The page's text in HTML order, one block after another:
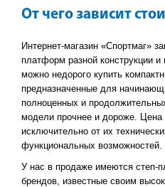
От чего зависит
Интернет-магазин «Спортмаг»
платформ разной конструкции и
можно недорого купить
предназначенные для
полноценных и
модели прочнее и дороже. Цена
исключительно от их
функциональных возможностей.
У нас в продаже имеются степ-
брендов, известные своим